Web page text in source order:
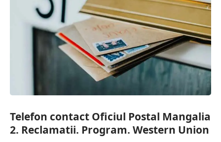
Telefon contact Oficiul Postal Mangalia
2. Reclamatii. Program. Western Union